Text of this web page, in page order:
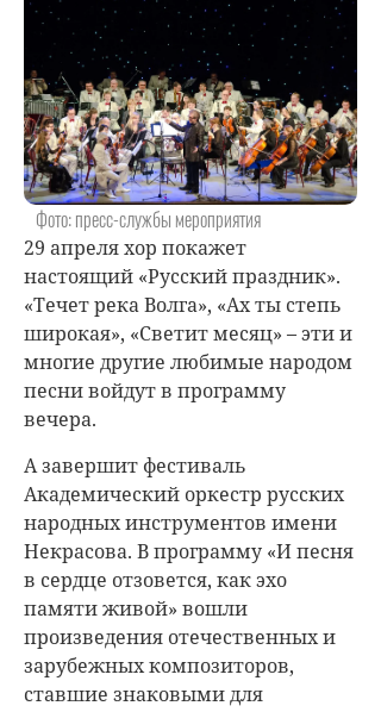
Фото: пресс-службы мероприятия
29 апреля хор покажет
настоящий «Русский праздник».
«Течет река Волга», «Ах ты степь
широкая», «Светит месяц» – эти и
многие другие любимые народом
песни войдут в программу
вечера.
А завершит фестиваль
Академический оркестр русских
народных инструментов имени
Некрасова. В программу «И песня
в сердце отзовется, как эхо
памяти живой» вошли
произведения отечественных и
зарубежных композиторов,
ставшие знаковыми для